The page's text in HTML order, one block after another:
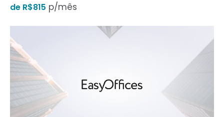
de R$815 p/mês